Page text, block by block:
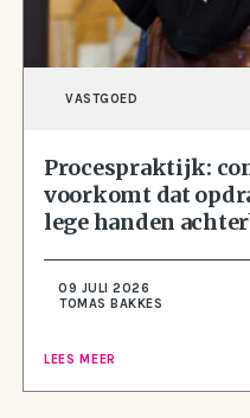
VASTGOED
Procespraktijk:
voorkomt dat
lege handen
09 JULI 2026
TOMAS BAKKES
LEES MEER